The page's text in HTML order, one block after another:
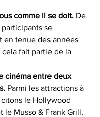
comme il se doit. De
se
en tenue des années
cela fait partie de la
cinéma entre deux
Parmi les attractions à
le Hollywood
le Musso & Frank Grill,